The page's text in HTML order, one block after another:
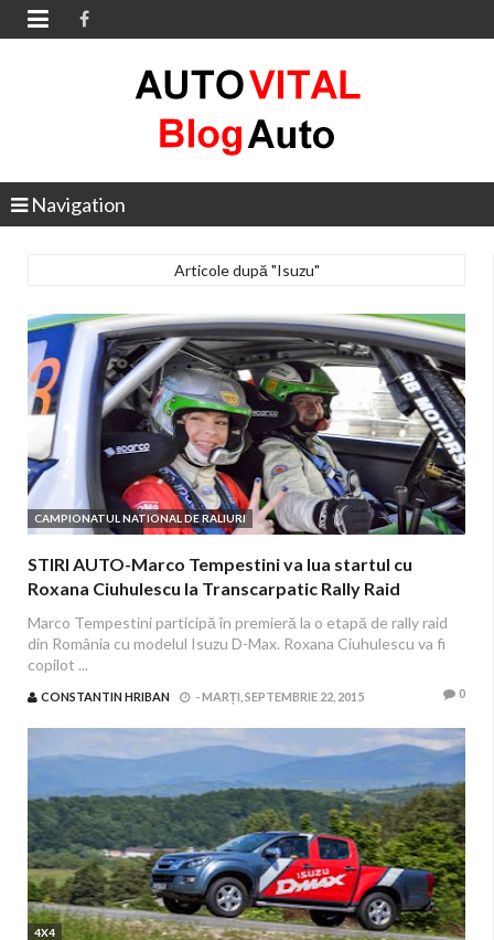

Navigation
Articole după "Isuzu"
CAMPIONATUL NATIONAL DE RALIURI
STIRI AUTO-Marco Tempestini va lua startul cu
Roxana Ciuhulescu la Transcarpatic Rally Raid
Marco Tempestini participă în premieră la o etapă de rally raid
din România cu modelul Isuzu D-Max. Roxana Ciuhulescu va fi
copilot ...
CONSTANTIN HRIBAN -MARȚI, SEPTEMBRIE 22, 2015 0
4X4